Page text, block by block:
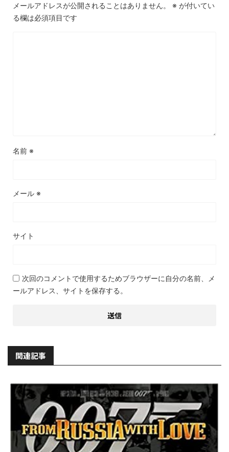
メールアドレスが公開されることはありません。 ※ が付いてい
る欄は必須項目です
名前 ※
メール ※
サイト
次回のコメントで使用するためブラウザーに自分の名前、メ
ールアドレス、サイトを保存する。
関連記事